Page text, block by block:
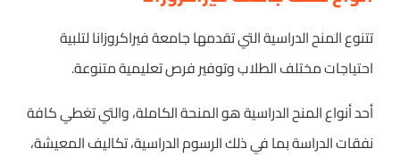
تتنوع المنح الدراسية التي تقدمها جامعة فيراكروزانا لتلبية
احتياجات مختلف الطلاب وتوفير فرص تعليمية متنوعة.
أحد أنواع المنح الدراسية هو المنحة الكاملة، والتي تغطي كافة
نفقات الدراسة بما في ذلك الرسوم الدراسية، تكاليف المعيشة،